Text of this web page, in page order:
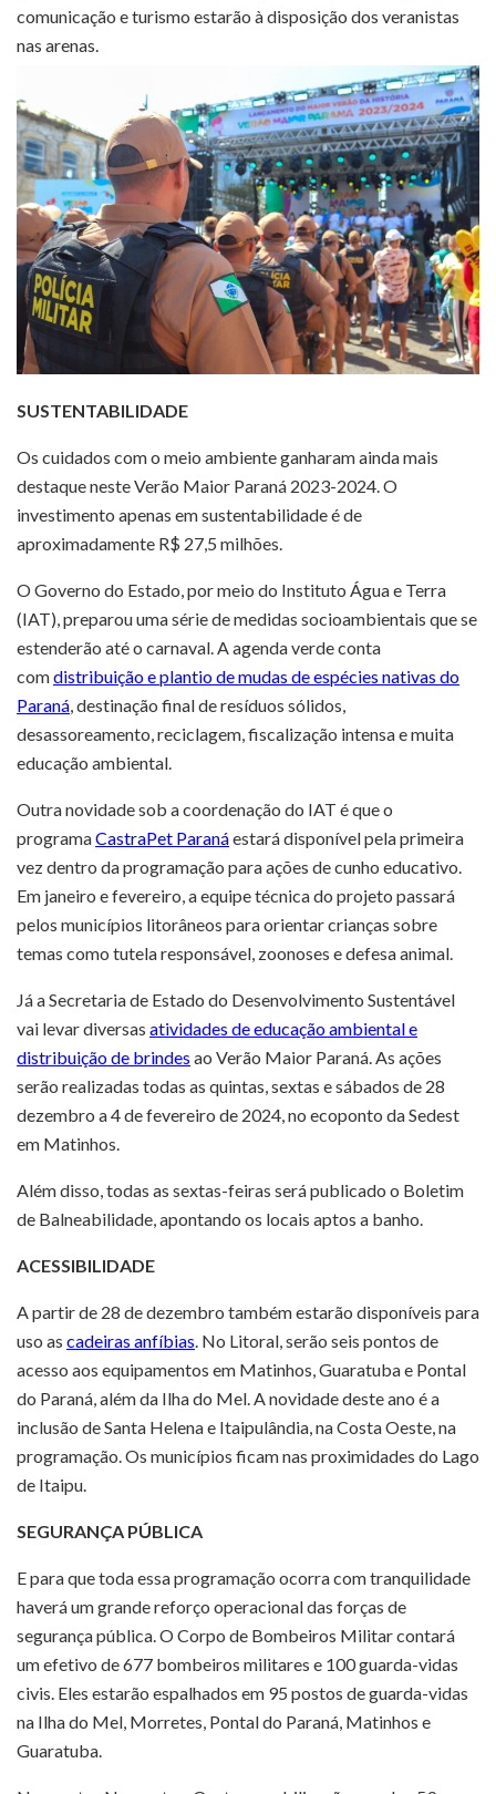
comunicação e turismo estarão à disposição dos veranistas
nas arenas.
SUSTENTABILIDADE
Os cuidados com o meio ambiente ganharam ainda mais
destaque neste Verão Maior Paraná 2023-2024. O
investimento apenas em sustentabilidade é de
aproximadamente R$ 27,5 milhões.
O Governo do Estado, por meio do Instituto Água e Terra
(IAT), preparou uma série de medidas socioambientais que se
estenderão até o carnaval. A agenda verde conta
comdistribuição e plantio de mudas de espécies nativas do
Paraná, destinação final de resíduos sólidos,
desassoreamento, reciclagem, fiscalização intensa e muita
educação ambiental.
Outra novidade sob a coordenação do IAT é que o
programaCastraPet Paranáestará disponível pela primeira
vez dentro da programação para ações de cunho educativo.
Em janeiro e fevereiro, a equipe técnica do projeto passará
pelos municípios litorâneos para orientar crianças sobre
temas como tutela responsável, zoonoses e defesa animal.
Já a Secretaria de Estado do Desenvolvimento Sustentável
vai levar diversas atividades de educação ambiental e
distribuição de brindes ao Verão Maior Paraná. As ações
serão realizadas todas as quintas, sextas e sábados de 28
dezembro a 4 de fevereiro de 2024, no ecoponto da Sedest
em Matinhos.
Além disso, todas as sextas-feiras será publicado o Boletim
de Balneabilidade, apontando os locais aptos a banho.
ACESSIBILIDADE
A partir de 28 de dezembro também estarão disponíveis para
uso as cadeiras anfíbias. No Litoral, serão seis pontos de
acesso aos equipamentos em Matinhos, Guaratuba e Pontal
do Paraná, além da Ilha do Mel. A novidade deste ano é a
inclusão de Santa Helena e Itaipulândia, na Costa Oeste, na
programação. Os municípios ficam nas proximidades do Lago
de Itaipu.
SEGURANÇA PÚBLICA
E para que toda essa programação ocorra com tranquilidade
haverá um grande reforço operacional das forças de
segurança pública. O Corpo de Bombeiros Militar contará
um efetivo de 677 bombeiros militares e 100 guarda-vidas
civis. Eles estarão espalhados em 95 postos de guarda-vidas
na Ilha do Mel, Morretes, Pontal do Paraná, Matinhos e
Guaratuba.